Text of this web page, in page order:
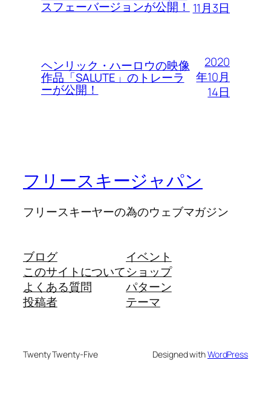
スフェーバージョンが公開！ 11月3日
ヘンリック・ハーロウの映像
作品「SALUTE」のトレーラ
ーが公開！
2020
年10月
14日
フリースキージャパン
フリースキーヤーの為のウェブマガジン
ブログ
このサイトについて
よくある質問
投稿者
イベント
ショップ
パターン
テーマ
Twenty Twenty-Five Designed withWordPress